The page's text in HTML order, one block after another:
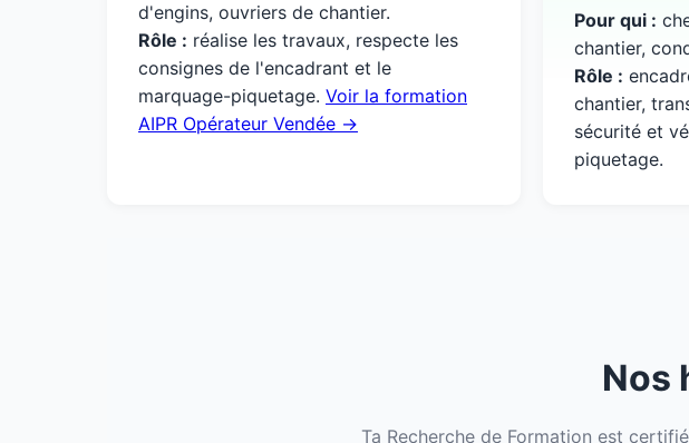
d'engins, ouvriers de chantier.
Rôle : réalise les travaux, respecte les
consignes de l'encadrant et le
marquage-piquetage. Voir la formation
AIPR Opérateur Vendée →
Pour qui :
chantier,
Rôle :
chantier,
sécurité et
piquetage.
Nos
Ta Recherche de Formation est